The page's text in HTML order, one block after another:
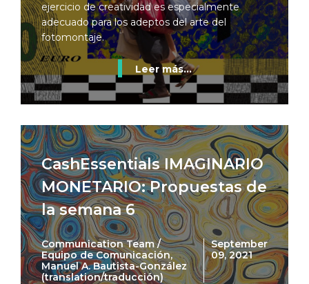
ejercicio de creatividad es especialmente
adecuado para los adeptos del arte del
fotomontaje.
Leer más...
CashEssentials IMAGINARIO
MONETARIO: Propuestas de
la semana 6
Communication Team /
Equipo de Comunicación,
Manuel A. Bautista-González
(translation/traducción)
September
09, 2021